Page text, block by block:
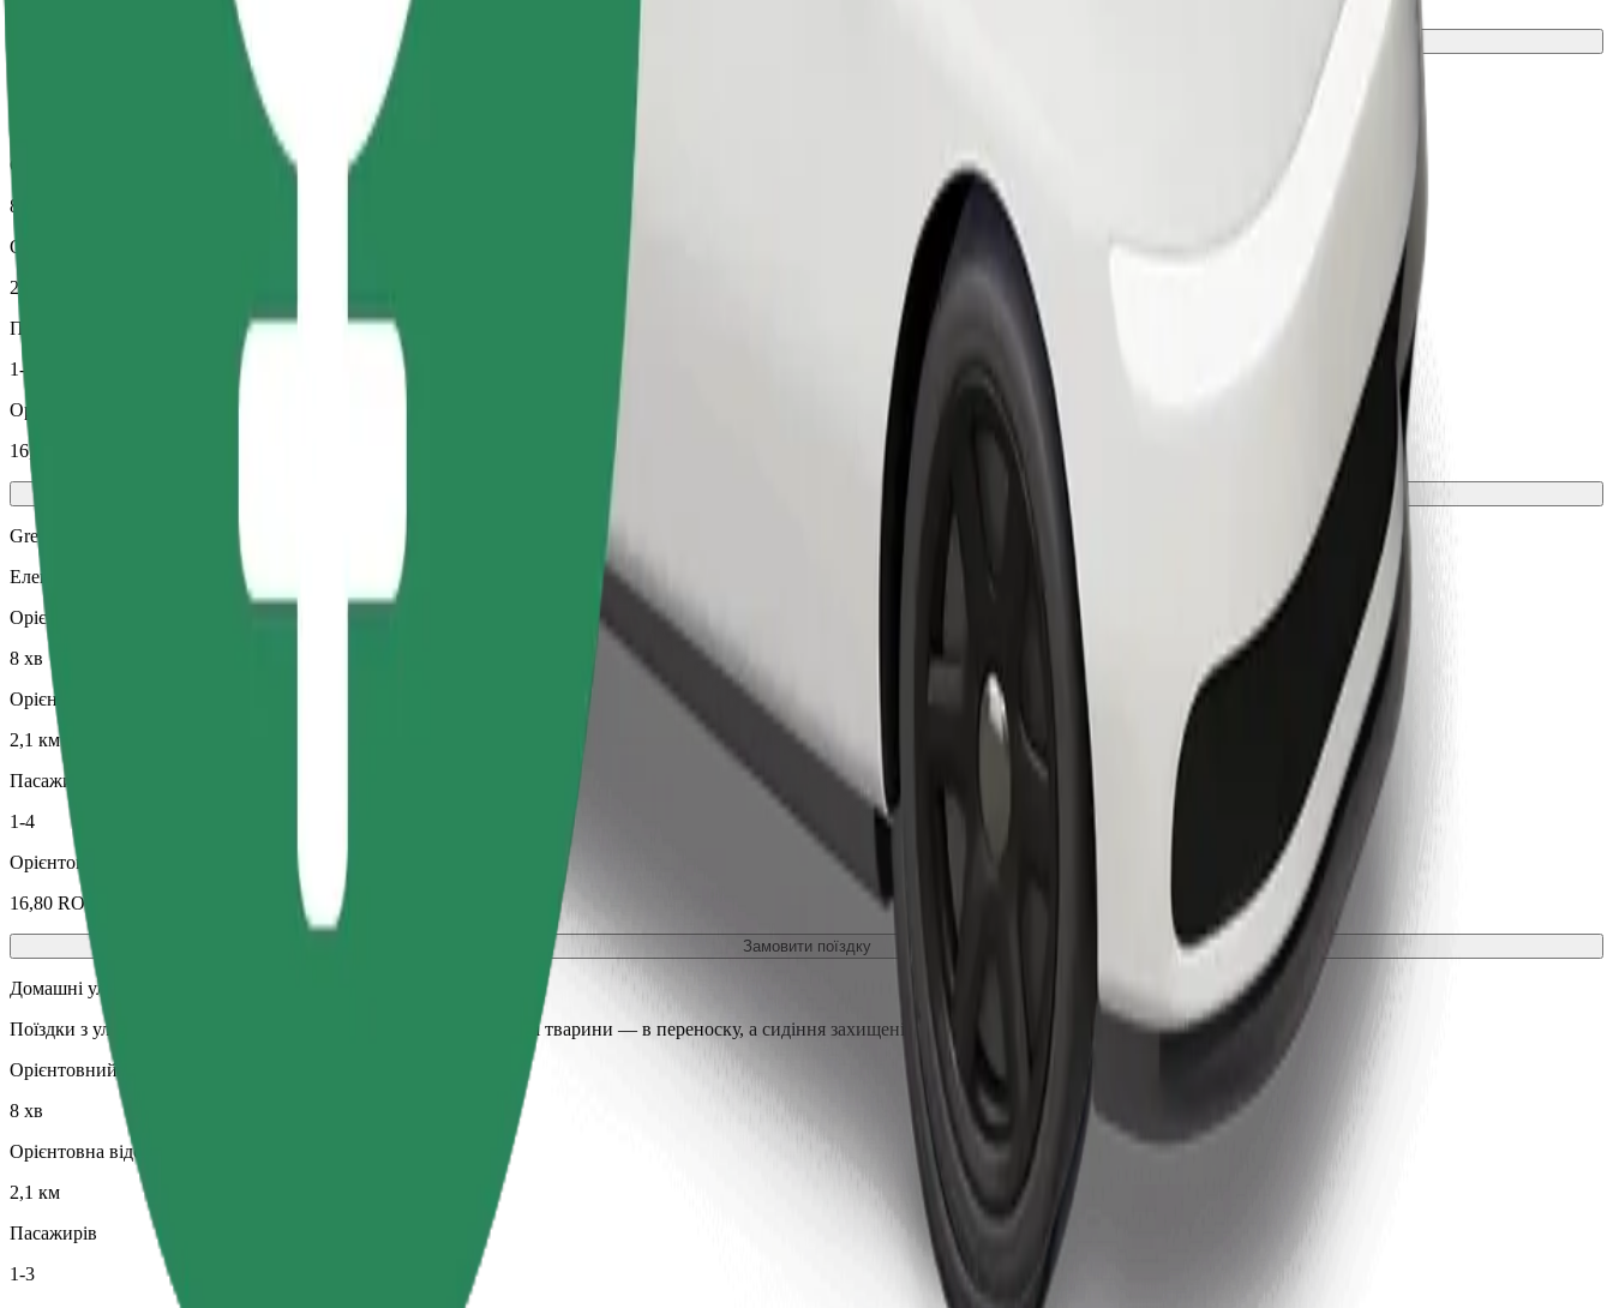
Просторі поїздки з більшим простором для ніг та місцем для зберігання речей
Орієнтовний час поїздки
8 хв
Орієнтовна відстань
2,1 км
Пасажирів
1-4
Орієнтовна вартість
16,50 RON
Green
Електричні та гібридні авто
Орієнтовний час поїздки
8 хв
Орієнтовна відстань
2,1 км
Пасажирів
1-4
Орієнтовна вартість
16,80 RON
Замовити поїздку
Домашні улюбленці
Поїздки з улюбленцем. Собаки мають бути в наморднику, дрібні тварини — в переноску, а сидіння захищені ковдрою або підстилкою.
Орієнтовний час поїздки
8 хв
Орієнтовна відстань
2,1 км
Пасажирів
1-3